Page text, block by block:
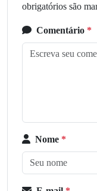
obrigatórios são
Comentário *
Nome *